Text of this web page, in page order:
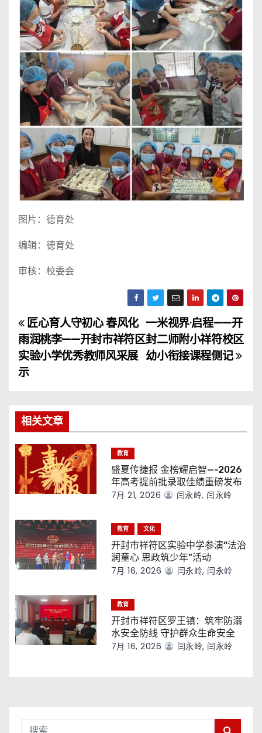
图片：德育处
编辑：德育处
审核：校委会
文
章
导
一米视界·启程——开
封二师附小祥符校区
幼小衔接课程侧记
匠心育人守初心 春风化
雨润桃李——开封市祥符区
实验小学优秀教师风采展
示
相关文章
教育
盛夏传捷报 金榜耀启智—-2026
年高考提前批录取佳绩重磅发布
7月 21, 2026 闫永岭, 闫永岭
教育 文化
开封市祥符区实验中学参演“法治
润童心 思政筑少年”活动
7月 16, 2026 闫永岭, 闫永岭
教育
开封市祥符区罗王镇：筑牢防溺
水安全防线 守护群众生命安全
7月 16, 2026 闫永岭, 闫永岭